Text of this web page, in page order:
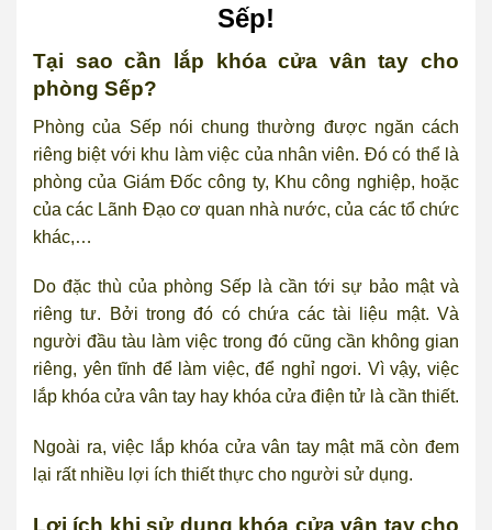
Sếp!
Tại sao cần lắp khóa cửa vân tay cho
phòng Sếp?
Phòng của Sếp nói chung thường được ngăn cách
riêng biệt với khu làm việc của nhân viên. Đó có thể là
phòng của Giám Đốc công ty, Khu công nghiệp, hoặc
của các Lãnh Đạo cơ quan nhà nước, của các tổ chức
khác,…
Do đặc thù của phòng Sếp là cần tới sự bảo mật và
riêng tư. Bởi trong đó có chứa các tài liệu mật. Và
người đầu tàu làm việc trong đó cũng cần không gian
riêng, yên tĩnh để làm việc, để nghỉ ngơi. Vì vậy, việc
lắp khóa cửa vân tay hay khóa cửa điện tử là cần thiết.
Ngoài ra, việc lắp khóa cửa vân tay mật mã còn đem
lại rất nhiều lợi ích thiết thực cho người sử dụng.
Lợi ích khi sử dụng khóa cửa vân tay cho